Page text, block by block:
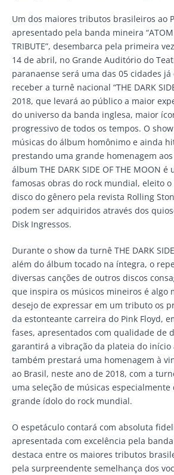
Um dos maiores tributos brasileiros ao
apresentado pela banda mineira “ATOM
TRIBUTE”, desembarca pela primeira
14 de abril, no Grande Auditório do
paranaense será uma das 05 cidades
receber a turnê nacional “THE DARK
2018, que levará ao público a maior
do universo da banda inglesa, maior
progressivo de todos os tempos. O
músicas do álbum homônimo e ainda
prestando uma grande homenagem
álbum THE DARK SIDE OF THE MOON é
famosas obras do rock mundial, eleito
disco do gênero pela revista Rolling
podem ser adquiridos através dos
Disk Ingressos.
Durante o show da turnê THE DARK
além do álbum tocado na íntegra, o
diversas canções de outros discos
que inspira os músicos mineiros é algo
desejo de expressar em um tributo os
da estonteante carreira do Pink Floyd,
fases, apresentados com qualidade de
garantirá a vibração da plateia do início
também prestará uma homenagem à
ao Brasil, neste ano de 2018, com a
uma seleção de músicas especialmente
grande ídolo do rock mundial.
O espetáculo contará com absoluta
apresentada com excelência pela
destaca entre os maiores tributos
pela surpreendente semelhança dos